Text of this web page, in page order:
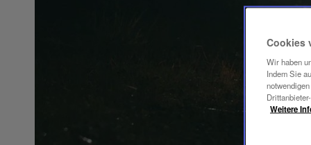
Cookies
Wir haben
Indem Sie
Weitere